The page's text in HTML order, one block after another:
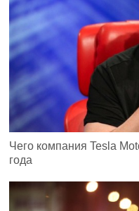
Чего компания Tesla
года